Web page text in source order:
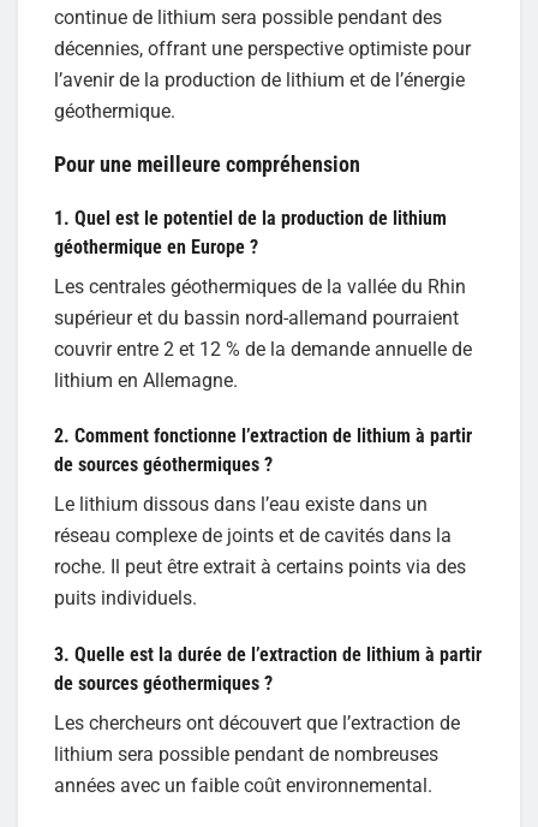
continue de lithium sera possible pendant des
décennies, offrant une perspective optimiste pour
l’avenir de la production de lithium et de l’énergie
géothermique.
Pour une meilleure compréhension
1. Quel est le potentiel de la production de lithium
géothermique en Europe ?
Les centrales géothermiques de la vallée du Rhin
supérieur et du bassin nord-allemand pourraient
couvrir entre 2 et 12 % de la demande annuelle de
lithium en Allemagne.
2. Comment fonctionne l’extraction de lithium à partir
de sources géothermiques ?
Le lithium dissous dans l’eau existe dans un
réseau complexe de joints et de cavités dans la
roche. Il peut être extrait à certains points via des
puits individuels.
3. Quelle est la durée de l’extraction de lithium à partir
de sources géothermiques ?
Les chercheurs ont découvert que l’extraction de
lithium sera possible pendant de nombreuses
années avec un faible coût environnemental.